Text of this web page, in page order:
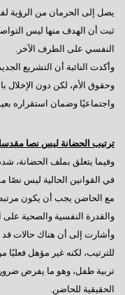
يصل إلى الحرمان من الرؤية
ثبت أن الهدف منها ليس
النفسي على الطرف الآخر.
وأكدت النائبة أن التشريع
وحقوق الأم، لكن دون الإخلال
واجتماعيًا وضمان استقراره
ترتيب الحضانة ليس نصا مقدسا
وفيما يتعلق بملف الحضانة،
في القوانين الحالية ليس نصًا
مع الحاضن يجب أن يكون
والقدرة النفسية والصحية على
وأشارت إلى أن هناك حالات قد
للترتيب، لكنه غير مؤهل فعليًا
تربية طفل، وهو ما يفرض
الحقيقية للحاضن.